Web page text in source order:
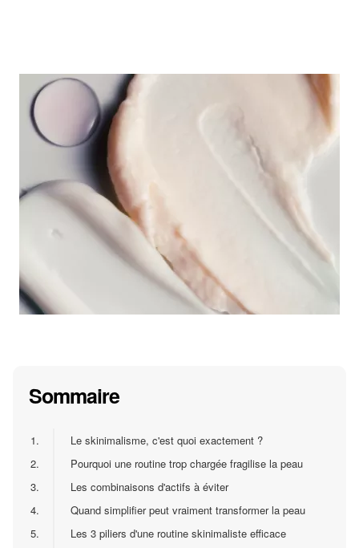
Sommaire
1.
Le skinimalisme, c'est quoi exactement ?
2.
Pourquoi une routine trop chargée fragilise la peau
3.
Les combinaisons d'actifs à éviter
4.
Quand simplifier peut vraiment transformer la peau
5.
Les 3 piliers d'une routine skinimaliste efficace